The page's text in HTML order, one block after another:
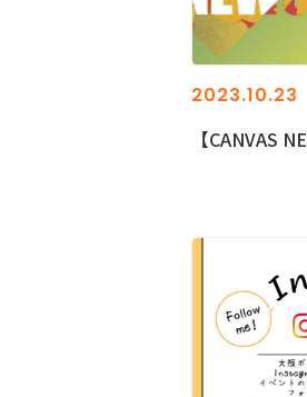
2023.10.23
【CANVAS